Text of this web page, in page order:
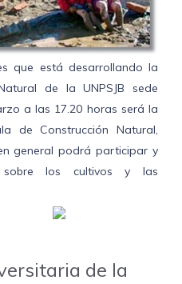
que está desarrollando la
de la UNPSJB sede
a las 17.20 horas será la
de Construcción Natural,
general podrá participar y
los cultivos y las
de la